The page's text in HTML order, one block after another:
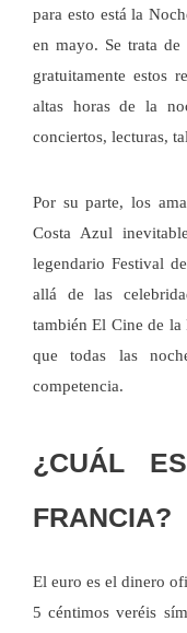
para esto está la
en mayo. Se trata
gratuitamente estos
altas horas de la
conciertos, lecturas,
Por su parte, los
Costa Azul
legendario Festival
allá de las
también El Cine de la
que todas las
competencia.
¿CUÁL
FRANCIA?
El euro es el dinero
5 céntimos veréis